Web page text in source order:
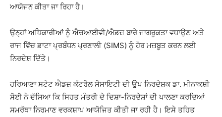
ਆਯੋਜਨ ਕੀਤਾ ਜਾ ਰਿਹਾ ਹੈ।
ਉਨ੍ਹਾਂ ਅਧਿਕਾਰੀਆਂ ਨੂੰ ਐਚਆਈਵੀ/ਐਡਜ਼ ਬਾਰੇ ਜਾਗਰੂਕਤਾ ਵਧਾਉਣ ਅਤੇ
ਰਾਜ ਵਿੱਚ ਡਾਟਾ ਪ੍ਰਬੰਧਨ ਪ੍ਰਣਾਲੀ (SIMS) ਨੂੰ ਹੋਰ ਮਜ਼ਬੂਤ ਕਰਨ ਲਈ
ਨਿਰਦੇਸ਼ ਦਿੱਤੇ।
ਹਰਿਆਣਾ ਸਟੇਟ ਐਡਜ਼ ਕੰਟਰੋਲ ਸੋਸਾਇਟੀ ਦੀ ਉਪ ਨਿਰਦੇਸ਼ਕ ਡਾ. ਮੀਨਾਕਸ਼ੀ
ਸੋਈ ਨੇ ਦੱਸਿਆ ਕਿ ਸਿਹਤ ਮੰਤਰੀ ਦੇ ਦਿਸ਼ਾ-ਨਿਰਦੇਸ਼ਾਂ ਦੀ ਪਾਲਣਾ ਕਰਦਿਆਂ
ਸਮਰੱਥਾ ਨਿਰਮਾਣ ਵਰਕਸ਼ਾਪ ਆਯੋਜਿਤ ਕੀਤੀ ਜਾ ਰਹੀ ਹੈ। ਇਸੇ ਤਹਿਤ